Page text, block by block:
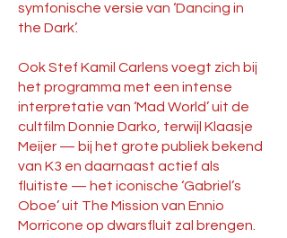
symfonische versie van ‘Dancing in
the Dark’.
Ook Stef Kamil Carlens voegt zich bij
het programma met een intense
interpretatie van ‘Mad World’ uit de
cultfilm Donnie Darko, terwijl Klaasje
Meijer — bij het grote publiek bekend
van K3 en daarnaast actief als
fluitiste — het iconische ‘Gabriel’s
Oboe’ uit The Mission van Ennio
Morricone op dwarsfluit zal brengen.